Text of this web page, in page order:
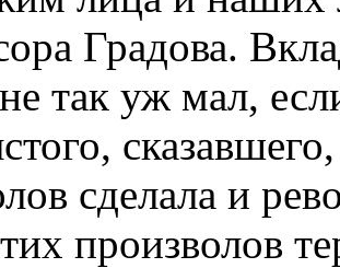
Градова.
так уж мал,
сделала и
произволов